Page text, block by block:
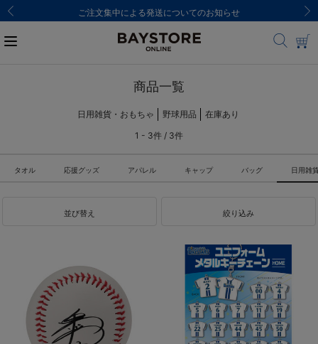
ご注文集中による発送についてのお知らせ
商品一覧
日用雑貨・おもちゃ 野球用品
在庫あり
1 - 3件 / 3件
タオル 応援グッズ アパレル キャップ バッグ 日用雑
並び替え 絞り込み